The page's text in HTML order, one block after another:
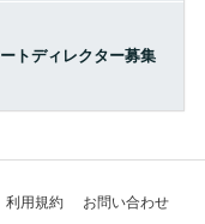
トディレクター募集
利用規約 お問い合わせ